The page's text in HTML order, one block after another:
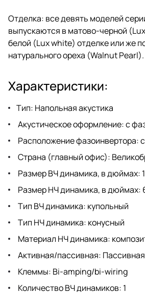
Отделка: все девять моделей
выпускаются в матово-черной
белой (Lux white) отделке или же
натурального ореха (Walnut Pearl).
Характеристики:
Тип: Напольная акустика
Акустическое оформление: с
Расположение фазоинвертора:
Страна (главный офис):
Размер ВЧ динамика, в дюймах: 1
Размер НЧ динамика, в дюймах:
Тип ВЧ динамика: купольный
Тип НЧ динамика: конусный
Материал НЧ динамика:
Активная/пассивная: Пассивная
Клеммы: Bi-amping/bi-wiring
Количество ВЧ динамиков: 1